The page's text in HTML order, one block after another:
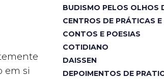
em si
BUDISMO PELOS OLHOS
CENTROS DE PRÁTICAS
CONTOS E POESIAS
COTIDIANO
DAISSEN
DEPOIMENTOS DE